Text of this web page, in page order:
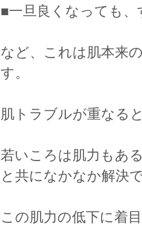
■一旦良くなっても
など、これは肌本来
す。
肌トラブルが重なる
若いころは肌力もあ
と共になかなか解決
この肌力の低下に着